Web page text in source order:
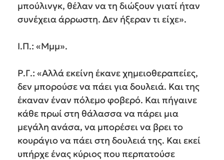
μπούλινγκ, θέλαν να τη διώξουν γιατί ήταν
συνέχεια άρρωστη. Δεν ήξεραν τι είχε».
Ι.Π.: «Μμμ».
Ρ.Γ.: «Αλλά εκείνη έκανε χημειοθεραπείες,
δεν μπορούσε να πάει για δουλειά. Και της
έκαναν έναν πόλεμο φοβερό. Και πήγαινε
κάθε πρωί στη θάλασσα να πάρει μια
μεγάλη ανάσα, να μπορέσει να βρει το
κουράγιο να πάει στη δουλειά της. Και εκεί
υπήρχε ένας κύριος που περπατούσε